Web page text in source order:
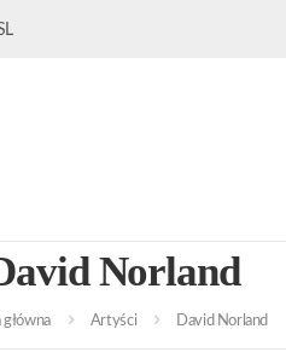
Norland
Artyści David Norland